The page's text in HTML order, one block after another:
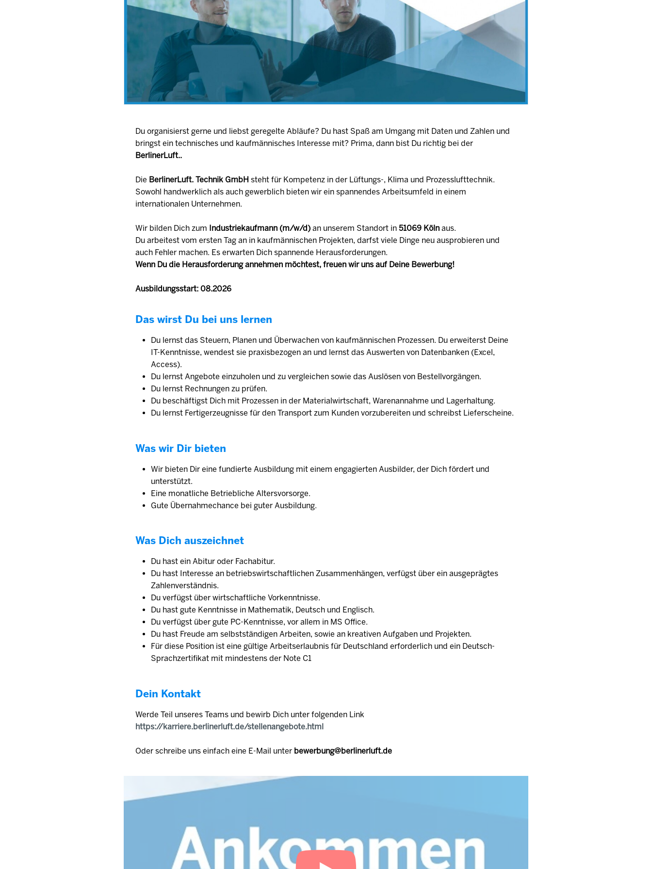
Du organisierst gerne und liebst geregelte Abläufe? Du hast Spaß am Umgang mit Daten und Zahlen und
bringst ein technisches und kaufmännisches Interesse mit? Prima, dann bist Du richtig bei der
BerlinerLuft..
Die BerlinerLuft. Technik GmbH steht für Kompetenz in der Lüftungs-, Klima und Prozesslufttechnik.
Sowohl handwerklich als auch gewerblich bieten wir ein spannendes Arbeitsumfeld in einem
internationalen Unternehmen.
Wir bilden Dich zum Industriekaufmann (m/w/d) an unserem Standort in 51069 Köln aus.
Du arbeitest vom ersten Tag an in kaufmännischen Projekten, darfst viele Dinge neu ausprobieren und
auch Fehler machen. Es erwarten Dich spannende Herausforderungen.
Wenn Du die Herausforderung annehmen möchtest, freuen wir uns auf Deine Bewerbung!
Ausbildungsstart: 08.2026
Das wirst Du bei uns lernen
Du lernst das Steuern, Planen und Überwachen von kaufmännischen Prozessen. Du erweiterst Deine
IT-Kenntnisse, wendest sie praxisbezogen an und lernst das Auswerten von Datenbanken (Excel,
Access).
Du lernst Angebote einzuholen und zu vergleichen sowie das Auslösen von Bestellvorgängen.
Du lernst Rechnungen zu prüfen.
Du beschäftigst Dich mit Prozessen in der Materialwirtschaft, Warenannahme und Lagerhaltung.
Du lernst Fertigerzeugnisse für den Transport zum Kunden vorzubereiten und schreibst Lieferscheine.
Was wir Dir bieten
Wir bieten Dir eine fundierte Ausbildung mit einem engagierten Ausbilder, der Dich fördert und
unterstützt.
Eine monatliche Betriebliche Altersvorsorge.
Gute Übernahmechance bei guter Ausbildung.
Was Dich auszeichnet
Du hast ein Abitur oder Fachabitur.
Du hast Interesse an betriebswirtschaftlichen Zusammenhängen, verfügst über ein ausgeprägtes
Zahlenverständnis.
Du verfügst über wirtschaftliche Vorkenntnisse.
Du hast gute Kenntnisse in Mathematik, Deutsch und Englisch.
Du verfügst über gute PC-Kenntnisse, vor allem in MS Office.
Du hast Freude am selbstständigen Arbeiten, sowie an kreativen Aufgaben und Projekten.
Für diese Position ist eine gültige Arbeitserlaubnis für Deutschland erforderlich und ein Deutsch-
Sprachzertifikat mit mindestens der Note C1
Dein Kontakt
Werde Teil unseres Teams und bewirb Dich unter folgenden Link
https://karriere.berlinerluft.de/stellenangebote.html
Oder schreibe uns einfach eine E-Mail unter bewerbung@berlinerluft.de